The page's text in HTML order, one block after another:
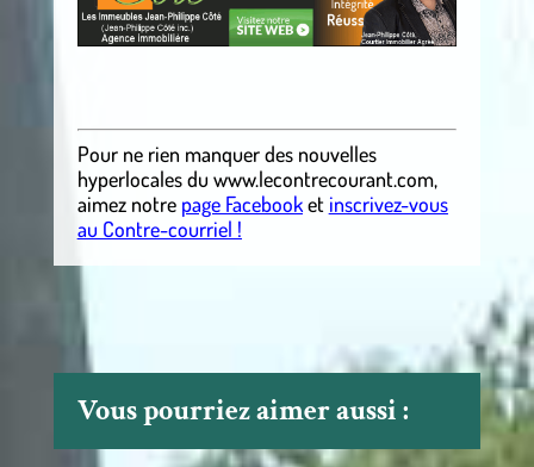
Pour ne rien manquer des nouvelles
hyperlocalesdu www.lecontrecourant.com,
aimez notre page Facebooket inscrivez-vous
au Contre-courriel !
Vous pourriez aimer aussi :